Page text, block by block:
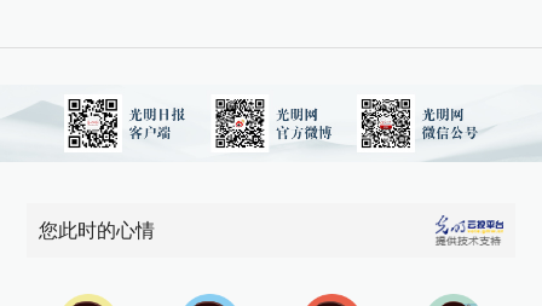
您此时的心情